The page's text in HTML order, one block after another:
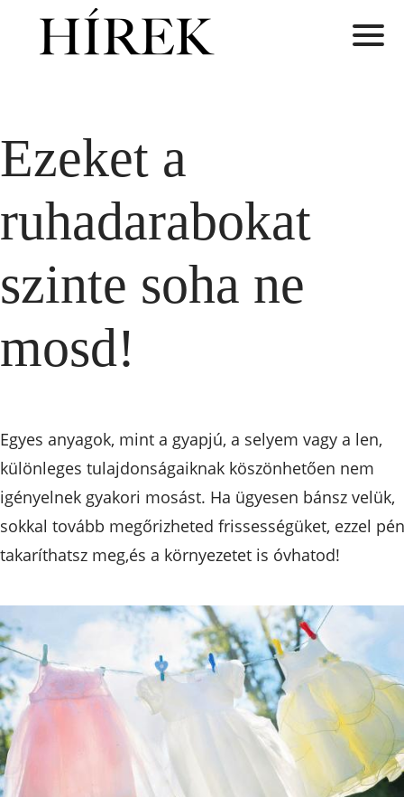
Ezeket a
ruhadarabokat
szinte soha ne
mosd!
Egyes anyagok, mint a gyapjú, a selyem vagy a len,
különleges tulajdonságaiknak köszönhetően nem
igényelnek gyakori mosást. Ha ügyesen bánsz velük,
sokkal tovább megőrizheted frissességüket, ezzel
takaríthatsz meg,és a környezetet is óvhatod!